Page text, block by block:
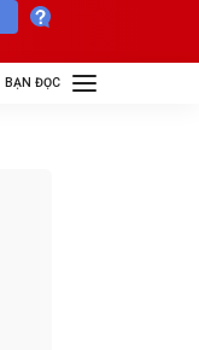
BẠN ĐỌC